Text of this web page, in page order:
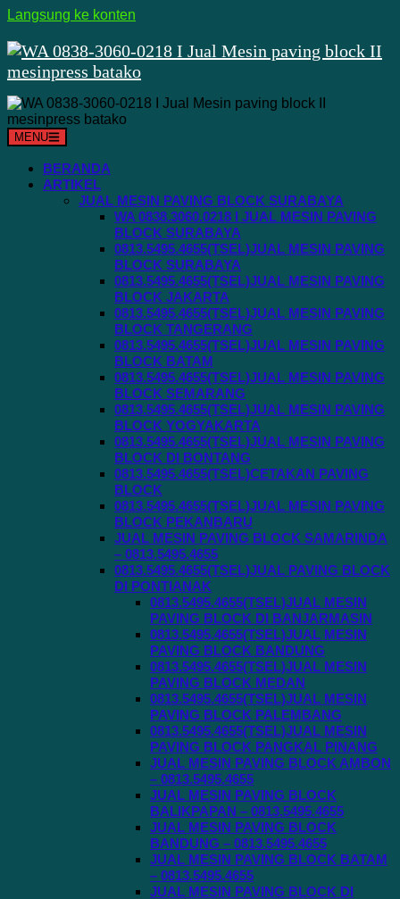
Langsung ke konten
MENU
BERANDA
ARTIKEL
JUAL MESIN PAVING BLOCK SURABAYA
WA 0838.3060.0218 I JUAL MESIN PAVING
BLOCK SURABAYA
0813.5495.4655(TSEL)JUAL MESIN PAVING
BLOCK SURABAYA
0813.5495.4655(TSEL)JUAL MESIN PAVING
BLOCK JAKARTA
0813.5495.4655(TSEL)JUAL MESIN PAVING
BLOCK TANGERANG
0813.5495.4655(TSEL)JUAL MESIN PAVING
BLOCK BATAM
0813.5495.4655(TSEL)JUAL MESIN PAVING
BLOCK SEMARANG
0813.5495.4655(TSEL)JUAL MESIN PAVING
BLOCK YOGYAKARTA
0813.5495.4655(TSEL)JUAL MESIN PAVING
BLOCK DI BONTANG
0813.5495.4655(TSEL)CETAKAN PAVING
BLOCK
0813.5495.4655(TSEL)JUAL MESIN PAVING
BLOCK PEKANBARU
JUAL MESIN PAVING BLOCK SAMARINDA
– 0813.5495.4655
0813.5495.4655(TSEL)JUAL PAVING BLOCK
DI PONTIANAK
0813.5495.4655(TSEL)JUAL MESIN
PAVING BLOCK DI BANJARMASIN
0813.5495.4655(TSEL)JUAL MESIN
PAVING BLOCK BANDUNG
0813.5495.4655(TSEL)JUAL MESIN
PAVING BLOCK MEDAN
0813.5495.4655(TSEL)JUAL MESIN
PAVING BLOCK PALEMBANG
0813.5495.4655(TSEL)JUAL MESIN
PAVING BLOCK PANGKAL PINANG
JUAL MESIN PAVING BLOCK AMBON
– 0813.5495.4655
JUAL MESIN PAVING BLOCK
BALIKPAPAN – 0813.5495.4655
JUAL MESIN PAVING BLOCK
BANDUNG – 0813.5495.4655
JUAL MESIN PAVING BLOCK BATAM
– 0813.5495.4655
JUAL MESIN PAVING BLOCK DI